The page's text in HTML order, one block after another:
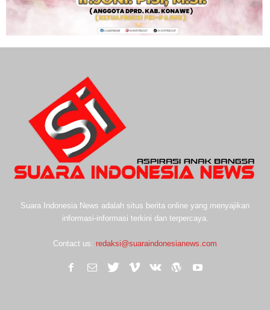
Suara Indonesia News adalah situs berita online yang menyajikan
informasi-informasi terkini dan terpercaya.
Contact us: redaksi@suaraindonesianews.com